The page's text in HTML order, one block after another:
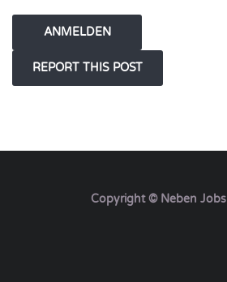
ANMELDEN
Copyright © Neben Jobs